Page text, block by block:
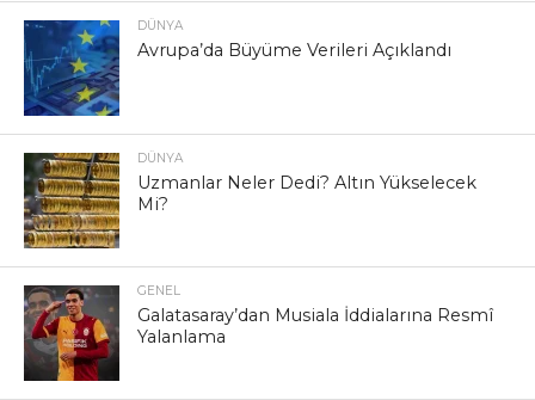
DÜNYA
Avrupa’da Büyüme Verileri Açıklandı
DÜNYA
Uzmanlar Neler Dedi? Altın Yükselecek
Mi?
GENEL
Galatasaray’dan Musiala İddialarına Resmî
Yalanlama